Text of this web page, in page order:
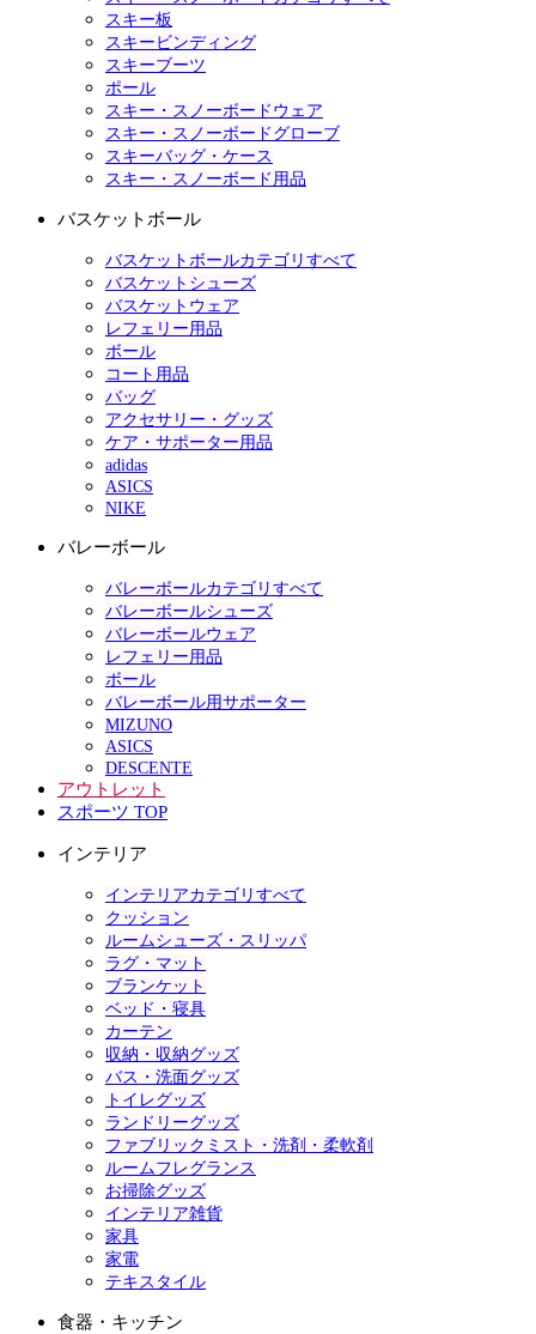
スキー板
スキービンディング
スキーブーツ
ポール
スキー・スノーボードウェア
スキー・スノーボードグローブ
スキーバッグ・ケース
スキー・スノーボード用品
バスケットボール
バスケットボールカテゴリすべて
バスケットシューズ
バスケットウェア
レフェリー用品
ボール
コート用品
バッグ
アクセサリー・グッズ
ケア・サポーター用品
adidas
ASICS
NIKE
バレーボール
バレーボールカテゴリすべて
バレーボールシューズ
バレーボールウェア
レフェリー用品
ボール
バレーボール用サポーター
MIZUNO
ASICS
DESCENTE
アウトレット
スポーツ TOP
インテリア
インテリアカテゴリすべて
クッション
ルームシューズ・スリッパ
ラグ・マット
ブランケット
ベッド・寝具
カーテン
収納・収納グッズ
バス・洗面グッズ
トイレグッズ
ランドリーグッズ
ファブリックミスト・洗剤・柔軟剤
ルームフレグランス
お掃除グッズ
インテリア雑貨
家具
家電
テキスタイル
食器・キッチン